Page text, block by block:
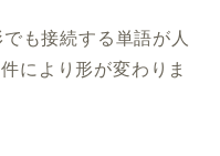
も接続する単語が人
により形が変わりま